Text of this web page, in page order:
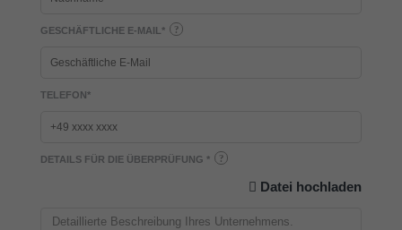
GESCHÄFTLICHE E-MAIL *
TELEFON*
DETAILS FÜR DIE ÜBERPRÜFUNG *
Datei hochladen